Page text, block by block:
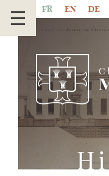
FR EN DE